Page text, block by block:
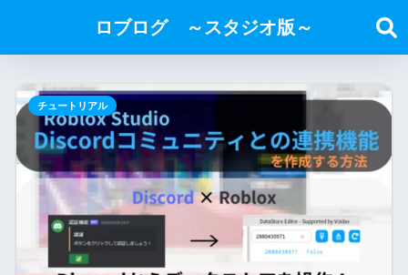
ロブログ ～スタジオ版～
チュートリアル